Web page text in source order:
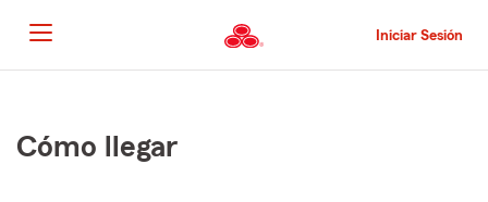
al
contenido
principal
Iniciar Sesión
principal
Cómo llegar